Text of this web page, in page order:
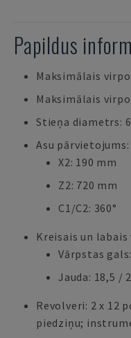
Papildus
Maksimālais
Maksimālais
Stieņa diametrs:
Asu pārvietojums:
X2: 190 mm
Z2: 720 mm
C1/C2: 360°
Kreisais un labais
Vārpstas
Jauda: 18,5 /
Revolveri: 2 x 12
piedziņu;